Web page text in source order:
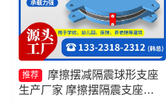
推荐
摩擦摆减隔震球形支座
生产厂家 摩擦摆隔震支座